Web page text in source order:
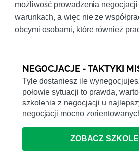
możliwość prowadzenia
warunkach, a więc nie ze
obcymi osobami, które również
NEGOCJACJE - TAKTYKI
Tyle dostaniesz ile
połowie sytuacji to prawda,
szkolenia z negocjacji u
negocjacji mocno
ZOBACZ